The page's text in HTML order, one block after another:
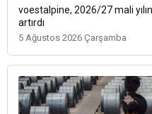
voestalpine, 2026/27 mali
artırdı
5 Ağustos 2026 Çarşamba